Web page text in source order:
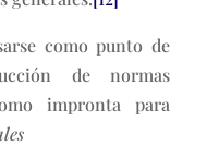
como punto de
de normas
impronta para